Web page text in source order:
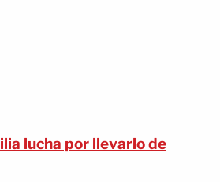
lucha por llevarlo de